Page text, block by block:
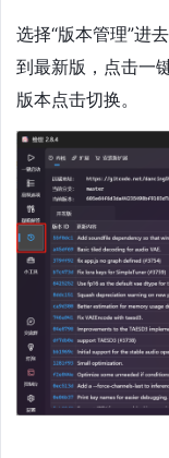
选择“版本管理”进
到最新版，点击一
版本点击切换。